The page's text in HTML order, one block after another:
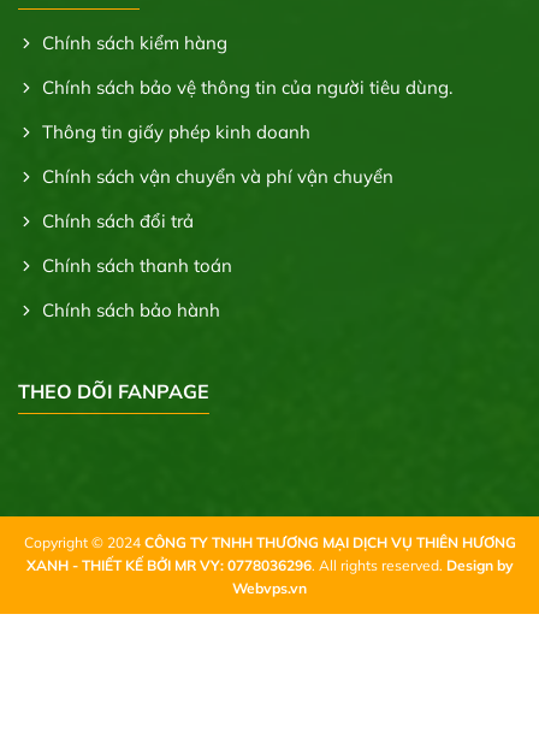
Chính sách kiểm hàng
Chính sách bảo vệ thông tin của người tiêu dùng.
Thông tin giấy phép kinh doanh
Chính sách vận chuyển và phí vận chuyển
Chính sách đổi trả
Chính sách thanh toán
Chính sách bảo hành
THEO DÕI FANPAGE
Copyright © 2024 CÔNG TY TNHH THƯƠNG MẠI DỊCH VỤ THIÊN HƯƠNG
XANH - THIẾT KẾ BỞI MR VY: 0778036296. All rights reserved. Design by
Webvps.vn